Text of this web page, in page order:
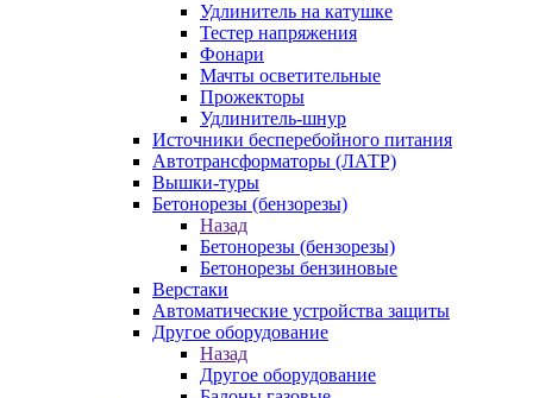
Удлинитель на катушке
Тестер напряжения
Фонари
Мачты осветительные
Прожекторы
Удлинитель-шнур
Источники бесперебойного питания
Автотрансформаторы (ЛАТР)
Вышки-туры
Бетонорезы (бензорезы)
Назад
Бетонорезы (бензорезы)
Бетонорезы бензиновые
Верстаки
Автоматические устройства защиты
Другое оборудование
Назад
Другое оборудование